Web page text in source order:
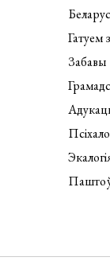
Гатуем
Забавы